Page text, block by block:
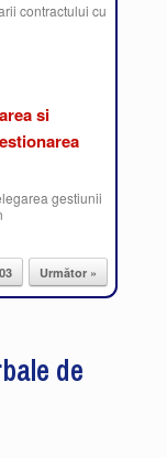
contractului cu
si
gestiunii
Următor »
de